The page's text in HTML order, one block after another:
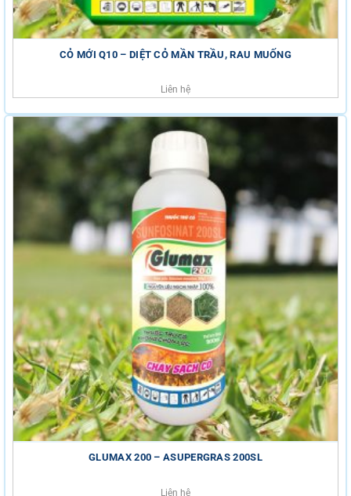
CỎ MỚI Q10 – DIỆT CỎ MẦN TRẦU, RAU MUỐNG
Liên hệ
GLUMAX 200 – ASUPERGRAS 200SL
Liên hệ